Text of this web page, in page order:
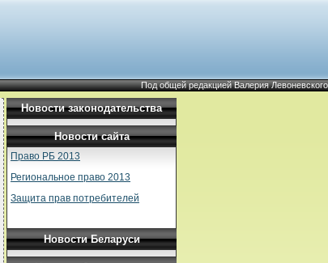
Под общей редакцией Валерия Левоневского
Новости законодательства
Новости сайта
Право РБ 2013
Региональное право 2013
Защита прав потребителей
Новости Беларуси